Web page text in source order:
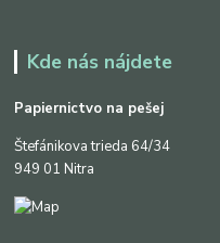
Kde nás nájdete
Papiernictvo na pešej
Štefánikova trieda 64/34
949 01 Nitra